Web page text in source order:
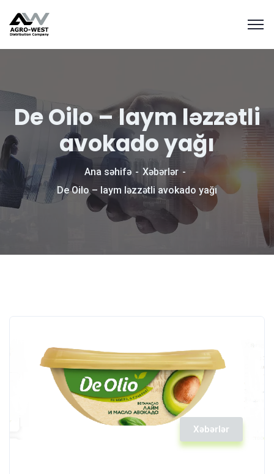
De Oilo – laym ləzzətli
avokado yağı
Ana səhifə
Xəbərlər
De Oilo – laym ləzzətli avokado yağı
Xəbərlər